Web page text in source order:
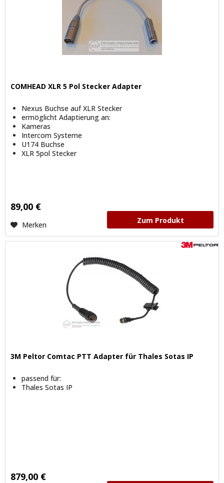
COMHEAD XLR 5 Pol Stecker Adapter
Nexus Buchse auf XLR Stecker
ermöglicht Adaptierung an:
Kameras
Intercom Systeme
U174 Buchse
XLR 5pol Stecker
89,00 €
Merken Zum Produkt
3M Peltor Comtac PTT Adapter für Thales Sotas IP
passend für:
Thales Sotas IP
879,00 €